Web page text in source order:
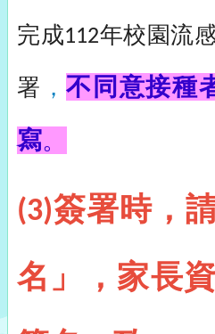
完成112年校園流
署 ，不同意接種
寫。
(3)簽署時，
名」，家長